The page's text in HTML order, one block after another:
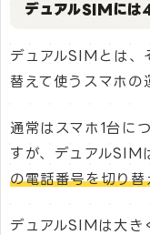
デュアルSIMには
デュアルSIMとは、
替えて使うスマホの
通常はスマホ1台に
すが、デュアルSIM
の電話番号を切り替
デュアルSIMは大き